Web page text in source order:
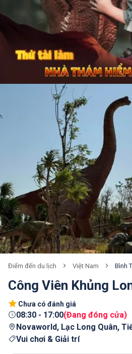
Điểm đến du lịch Việt Nam Bình
Công Viên Khủng
Chưa có đánh giá
08:30 - 17:00(Đang đóng cửa)
Novaworld, Lạc Long Quân,
Vui chơi & Giải trí